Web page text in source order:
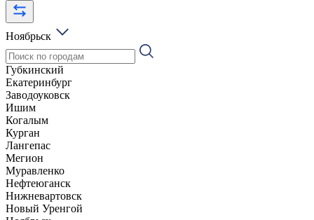
Ноябрьск
Губкинский
Екатеринбург
Заводоуковск
Ишим
Когалым
Курган
Лангепас
Мегион
Муравленко
Нефтеюганск
Нижневартовск
Новый Уренгой